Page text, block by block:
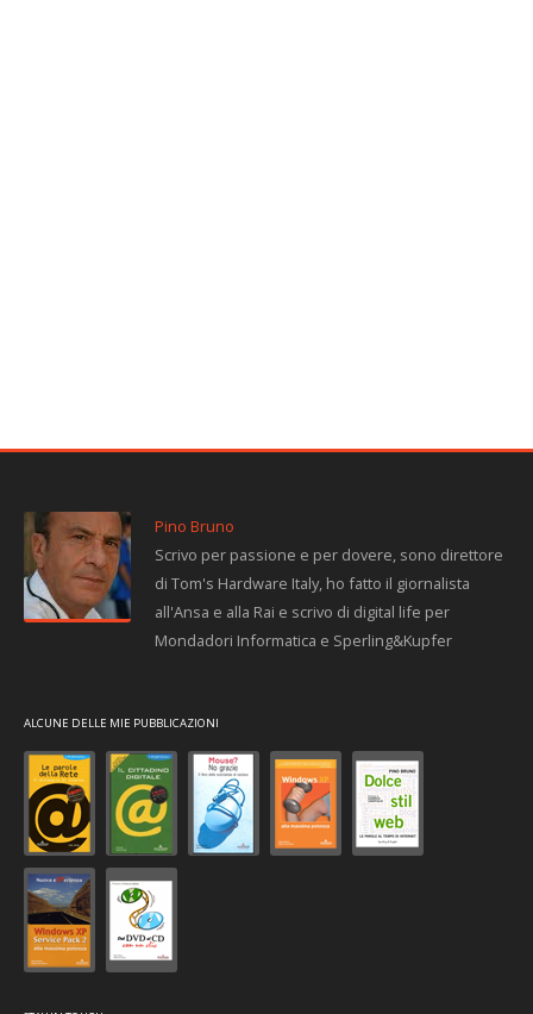
Pino Bruno
Scrivo per passione e per dovere, sono direttore
di Tom's Hardware Italy, ho fatto il giornalista
all'Ansa e alla Rai e scrivo di digital life per
Mondadori Informatica e Sperling&Kupfer
ALCUNE DELLE MIE PUBBLICAZIONI